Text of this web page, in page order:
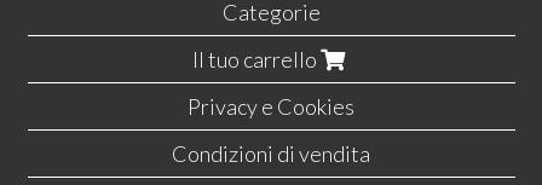
Categorie
Il tuo carrello
Privacy e Cookies
Condizioni di vendita